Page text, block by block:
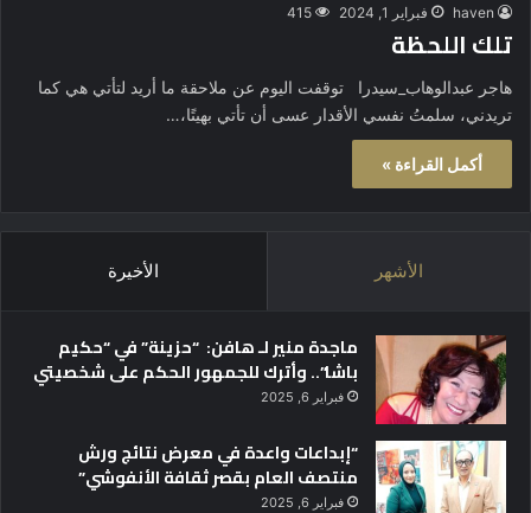
haven فبراير 1, 2024 415
تلك اللحظة
هاجر عبدالوهاب_سيدرا توقفت اليوم عن ملاحقة ما أريد لتأتي هي كما
تريدني، سلمتُ نفسي الأقدار عسى أن تأتي بهيتًا،…
أكمل القراءة »
الأشهر الأخيرة
ماجدة منير لـ هافن: “حزينة” في “حكيم
باشا”.. وأترك للجمهور الحكم على شخصيتي
فبراير 6, 2025
“إبداعات واعدة في معرض نتائج ورش
منتصف العام بقصر ثقافة الأنفوشي”
فبراير 6, 2025